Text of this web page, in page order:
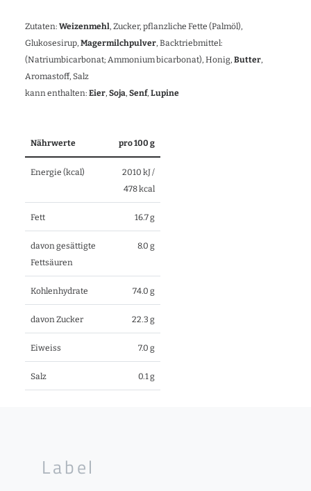
Zutaten: Weizenmehl, Zucker, pflanzliche Fette (Palmöl),
Glukosesirup, Magermilchpulver, Backtriebmittel:
(Natriumbicarbonat; Ammonium bicarbonat), Honig, Butter,
Aromastoff, Salz
kann enthalten: Eier, Soja, Senf, Lupine
Nährwerte pro 100 g
Energie (kcal)
2010 kJ /
478 kcal
Fett 16.7 g
davon gesättigte
Fettsäuren
8.0 g
Kohlenhydrate 74.0 g
davon Zucker 22.3 g
Eiweiss 7.0 g
Salz 0.1 g
Label